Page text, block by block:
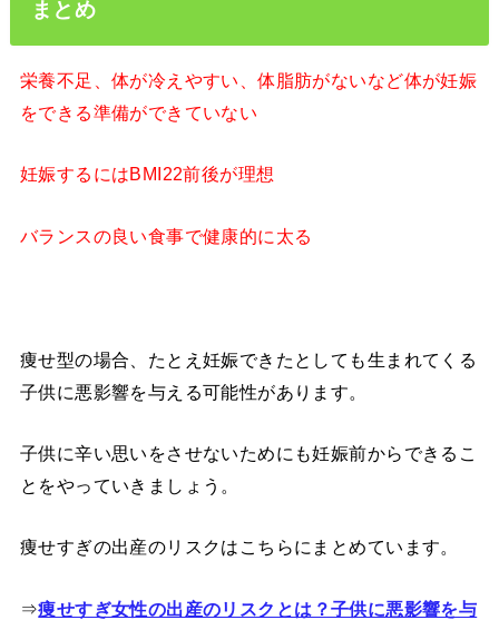
まとめ
栄養不足、体が冷えやすい、体脂肪がないなど体が妊娠
をできる準備ができていない
妊娠するにはBMI22前後が理想
バランスの良い食事で健康的に太る
痩せ型の場合、たとえ妊娠できたとしても生まれてくる
子供に悪影響を与える可能性があります。
子供に辛い思いをさせないためにも妊娠前からできるこ
とをやっていきましょう。
痩せすぎの出産のリスクはこちらにまとめています。
⇒痩せすぎ女性の出産のリスクとは？子供に悪影響を与